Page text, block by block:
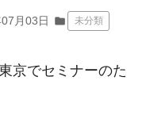
月03日 folder 未分類
でセミナーのた